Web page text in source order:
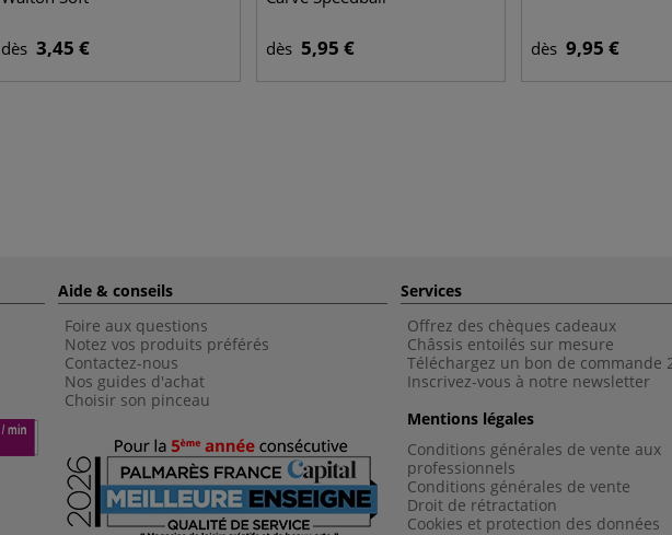
dès 3,45 € dès 5,95 € dès 9,95 €
Aide & conseils
Foire aux questions
Notez vos produits préférés
Contactez-nous
Nos guides d'achat
Choisir son pinceau
Services
Offrez des chèques cadeaux
Châssis entoilés sur mesure
Téléchargez un bon de commande
Inscrivez-vous à notre newsletter
Mentions légales
Conditions générales de vente aux
professionnels
Conditions générales de vente
Droit de rétractation
Cookies et protection des données